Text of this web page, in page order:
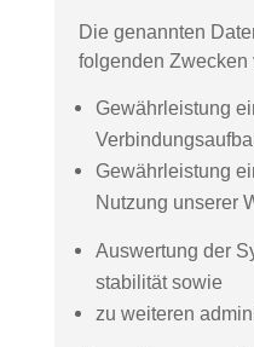
Die genannten
folgenden Zwecken
Gewährleistung
Gewährleistung
Nutzung unserer
Auswertung der
stabilität sowie
zu weiteren